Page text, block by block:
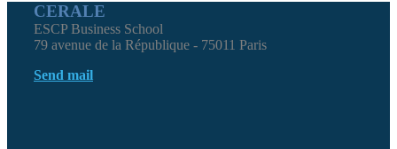
CERALE
ESCP Business School
79 avenue de la République - 75011 Paris
Send mail